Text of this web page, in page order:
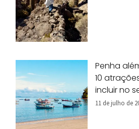
Penha
10
incluir no
11 de julho de